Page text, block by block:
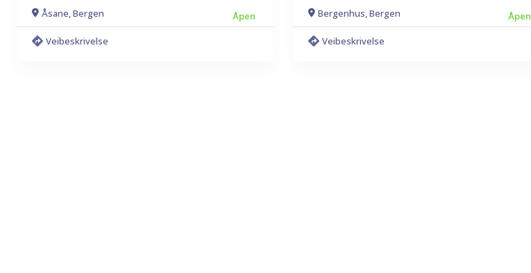
Åsane, Bergen
Åpen
Veibeskrivelse
Bergenhus, Bergen
Åpen
Veibeskrivelse